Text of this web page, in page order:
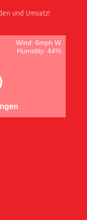
und Umsatz!
Wind: 6mph W
Humidity: 44%